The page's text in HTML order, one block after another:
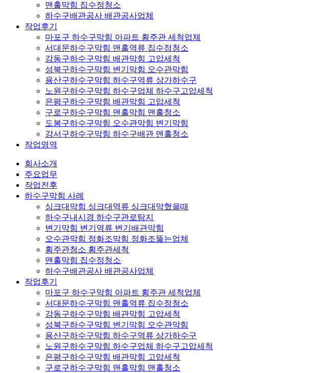
맨홀막힘 집수정청소
하수구배관공사 배관공사업체
작업후기
마포구 하수구막힘 아파트 횡주관 세척업체
서대문하수구막힘 맨홀역류 집수정청소
강동구하수구막힘 배관막힘 고압세척
성북구하수구막힘 변기막힘 오수관막힘
용산구하수구막힘 하수구역류 상가하수구
노원구하수구막힘 하수구업체 하수구고압세척
은평구하수구막힘 배관막힘 고압세척
구로구하수구막힘 맨홀막힘 맨홀청소
도봉구하수구막힘 오수관막힘 변기막힘
강서구하수구막힘 하수구배관 맨홀청소
작업영역
회사소개
주요업무
작업전후
하수구막힘 사례
싱크대막힘 싱크대역류 싱크대막혔을때
하수구내시경 하수구관로탐지
변기막힘 변기역류 변기배관막힘
오수관막힘 정화조막힘 정화조뚫는업체
횡주관청소 횡주관세척
맨홀막힘 집수정청소
하수구배관공사 배관공사업체
작업후기
마포구 하수구막힘 아파트 횡주관 세척업체
서대문하수구막힘 맨홀역류 집수정청소
강동구하수구막힘 배관막힘 고압세척
성북구하수구막힘 변기막힘 오수관막힘
용산구하수구막힘 하수구역류 상가하수구
노원구하수구막힘 하수구업체 하수구고압세척
은평구하수구막힘 배관막힘 고압세척
구로구하수구막힘 맨홀막힘 맨홀청소